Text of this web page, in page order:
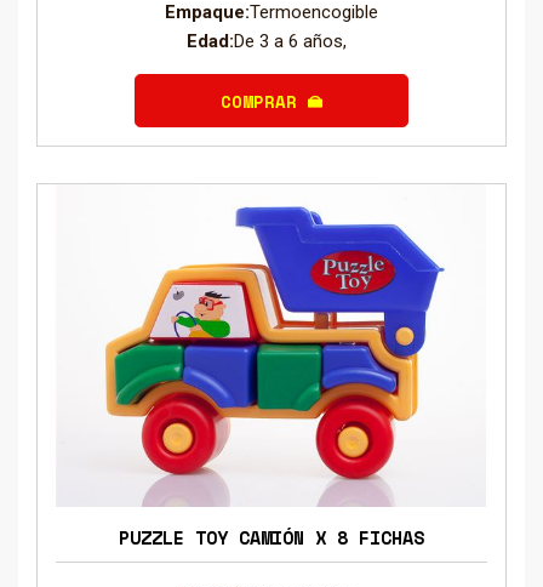
Empaque:Termoencogible
Edad:De 3 a 6 años,
COMPRAR
PUZZLE TOY CAMIÓN X 8 FICHAS